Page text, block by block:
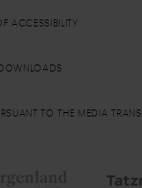
ACCESSIBILITY
TO THE MEDIA